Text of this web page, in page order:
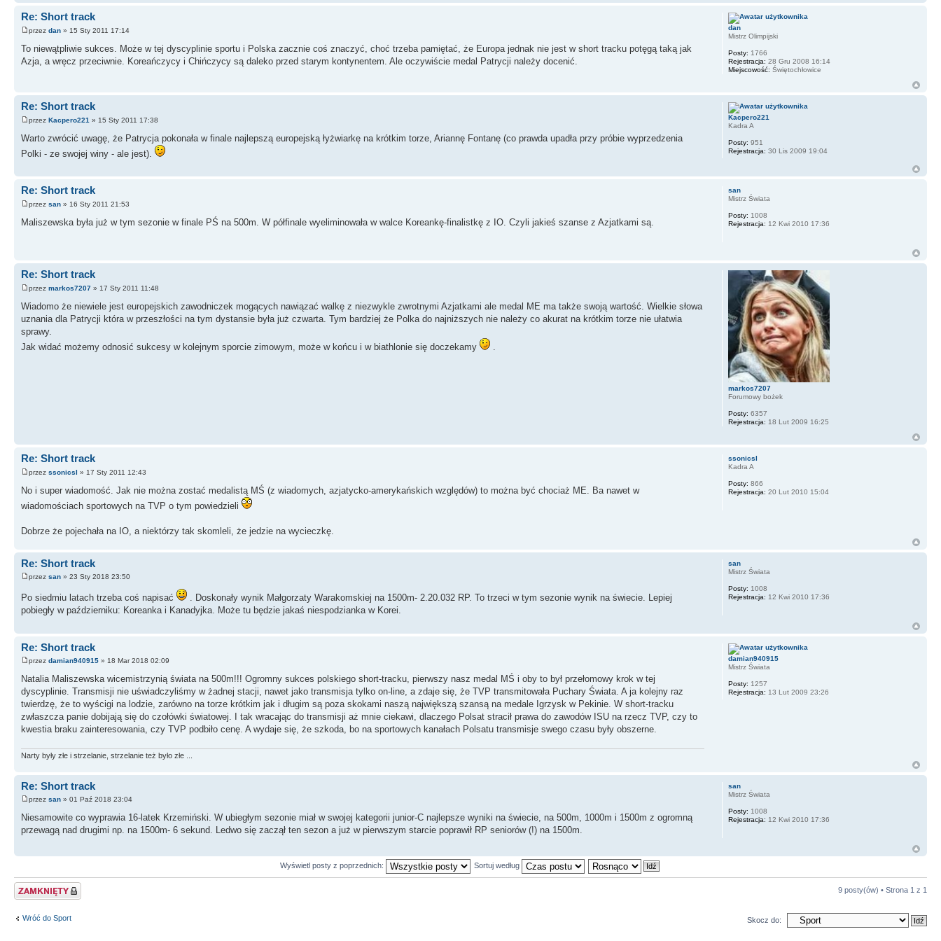
Re: Short track
przez dan » 15 Sty 2011 17:14
To niewątpliwie sukces. Może w tej dyscyplinie sportu i Polska zacznie coś znaczyć, choć trzeba pamiętać, że Europa jednak nie jest w short tracku potęgą taką jak
Azja, a wręcz przeciwnie. Koreańczycy i Chińczycy są daleko przed starym kontynentem. Ale oczywiście medal Patrycji należy docenić.
dan
Mistrz Olimpijski
Posty: 1766
Rejestracja: 28 Gru 2008 16:14
Miejscowość: Świętochłowice
Re: Short track
przez Kacpero221 » 15 Sty 2011 17:38
Warto zwrócić uwagę, że Patrycja pokonała w finale najlepszą europejską łyżwiarkę na krótkim torze, Ariannę Fontanę (co prawda upadła przy próbie wyprzedzenia
Polki - ze swojej winy - ale jest).
Kacpero221
Kadra A
Posty: 951
Rejestracja: 30 Lis 2009 19:04
Re: Short track
przez san » 16 Sty 2011 21:53
Maliszewska była już w tym sezonie w finale PŚ na 500m. W półfinale wyeliminowała w walce Koreankę-finalistkę z IO. Czyli jakieś szanse z Azjatkami są.
san
Mistrz Świata
Posty: 1008
Rejestracja: 12 Kwi 2010 17:36
Re: Short track
przez markos7207 » 17 Sty 2011 11:48
Wiadomo że niewiele jest europejskich zawodniczek mogących nawiązać walkę z niezwykle zwrotnymi Azjatkami ale medal ME ma także swoją wartość. Wielkie słowa
uznania dla Patrycji która w przeszłości na tym dystansie była już czwarta. Tym bardziej że Polka do najniższych nie należy co akurat na krótkim torze nie ułatwia
sprawy.
Jak widać możemy odnosić sukcesy w kolejnym sporcie zimowym, może w końcu i w biathlonie się doczekamy
markos7207
Forumowy bożek
Posty: 6357
Rejestracja: 18 Lut 2009 16:25
Re: Short track
przez ssonicsl » 17 Sty 2011 12:43
No i super wiadomość. Jak nie można zostać medalistą MŚ (z wiadomych, azjatycko-amerykańskich względów) to można być chociaż ME. Ba nawet w
wiadomościach sportowych na TVP o tym powiedzieli
Dobrze że pojechała na IO, a niektórzy tak skomleli, że jedzie na wycieczkę.
ssonicsl
Kadra A
Posty: 866
Rejestracja: 20 Lut 2010 15:04
Re: Short track
przez san » 23 Sty 2018 23:50
Po siedmiu latach trzeba coś napisać
. Doskonały wynik Małgorzaty Warakomskiej na 1500m- 2.20.032 RP. To trzeci w tym sezonie wynik na świecie. Lepiej
pobiegły w październiku: Koreanka i Kanadyjka. Może tu będzie jakaś niespodzianka w Korei.
san
Mistrz Świata
Posty: 1008
Rejestracja: 12 Kwi 2010 17:36
Re: Short track
przez damian940915 » 18 Mar 2018 02:09
Natalia Maliszewska wicemistrzynią świata na 500m!!! Ogromny sukces polskiego short-tracku, pierwszy nasz medal MŚ i oby to był przełomowy krok w tej
dyscyplinie. Transmisji nie uświadczyliśmy w żadnej stacji, nawet jako transmisja tylko on-line, a zdaje się, że TVP transmitowała Puchary Świata. A ja kolejny raz
twierdzę, że to wyścigi na lodzie, zarówno na torze krótkim jak i długim są poza skokami naszą największą szansą na medale Igrzysk w Pekinie. W short-tracku
zwłaszcza panie dobijają się do czołówki światowej. I tak wracając do transmisji aż mnie ciekawi, dlaczego Polsat stracił prawa do zawodów ISU na rzecz TVP, czy to
kwestia braku zainteresowania, czy TVP podbiło cenę. A wydaje się, że szkoda, bo na sportowych kanałach Polsatu transmisje swego czasu były obszerne.
Narty były złe i strzelanie, strzelanie też było złe ...
damian940915
Mistrz Świata
Posty: 1257
Rejestracja: 13 Lut 2009 23:26
Re: Short track
przez san » 01 Paź 2018 23:04
Niesamowite co wyprawia 16-latek Krzemiński. W ubiegłym sezonie miał w swojej kategorii junior-C najlepsze wyniki na świecie, na 500m, 1000m i 1500m z ogromną
przewagą nad drugimi np. na 1500m- 6 sekund. Ledwo się zaczął ten sezon a już w pierwszym starcie poprawił RP seniorów (!) na 1500m.
san
Mistrz Świata
Posty: 1008
Rejestracja: 12 Kwi 2010 17:36
Wyświetl posty z poprzednich: Sortuj według
Zablokowany temat 9 posty(ów) • Strona 1 z 1
Wróć do Sport Skocz do: